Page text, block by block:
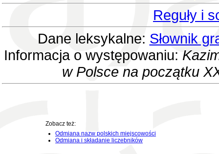
Reguły i
Dane leksykalne: Słownik
Informacja o występowaniu:
w Polsce na początku
Zobacz też:
Odmiana nazw polskich miejscowości
Odmiana i składanie liczebników